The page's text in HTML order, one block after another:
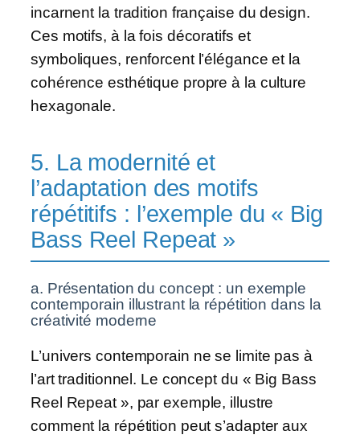
incarnent la tradition française du design.
Ces motifs, à la fois décoratifs et
symboliques, renforcent l’élégance et la
cohérence esthétique propre à la culture
hexagonale.
5. La modernité et
l’adaptation des motifs
répétitifs : l’exemple du « Big
Bass Reel Repeat »
a. Présentation du concept : un exemple
contemporain illustrant la répétition dans la
créativité moderne
L’univers contemporain ne se limite pas à
l’art traditionnel. Le concept du « Big Bass
Reel Repeat », par exemple, illustre
comment la répétition peut s’adapter aux